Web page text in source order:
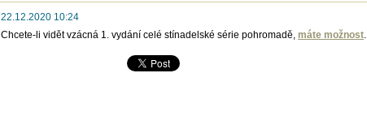
22.12.2020 10:24
Chcete-li vidět vzácná 1. vydání celé stínadelské série pohromadě, máte možnost.